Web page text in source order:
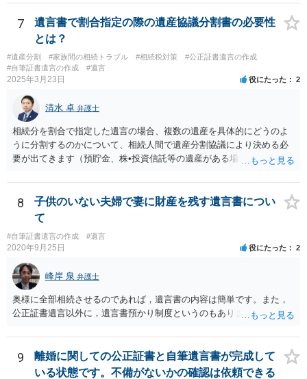
っていない部分については請求すればいいと思います。 なお、家賃に
ついては、お父様自身が遺産分割手続をしなかったのですから、あき
らめるしかないと思います。
7
遺言書で割合指定の際の遺産協議分割書の必要性
とは？
#遺産分割 #家族間の相続トラブル #相続税対策
#公正証書遺言の作成
#自筆証書遺言の作成
#遺言
2025年3月23日 役にたった 2
清水 卓 弁護士
相続分を割合で指定した遺言の場合、複数の遺産を具体的にどうのよ
うに分割するのかについて、相続人間で遺産分割協議により決める必
要が出てきます（預貯金、株•投資信託等の遺産がある場合に、どの遺
投資信託は他の相続人にというような分け方をするのか等について
は、相続人間で遺産分割協議により決める必要があります）。
8
子供のいない夫婦で妻に財産を残す遺言書につい
て
#自筆証書遺言の作成 #遺言
2020年9月25日 役にたった 2
峰岸 泉 弁護士
奥様に全部相続させるのであれば，遺言書の内容は簡単です。また，
公正証書遺言以外に，遺言書預かり制度というのもあります。
9
離婚に関しての公正証書と自筆遺言書が完成して
いる状態です。不備がないかの確認は依頼できる